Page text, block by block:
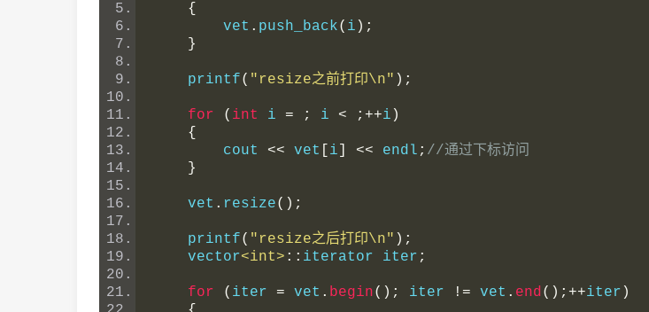
{
        vet
. push_back( i );
}
    printf
( "resize之前打印\n" );
for ( int i = ; i < ;++i )
{
        cout
<< vet i << endl ; //通过下标访问
}
    vet
. resize();
    printf
( "resize之后打印\n" );
    vector
<int> :: iterator iter ;
for ( iter = vet . begin(); iter != vet . end();++iter )